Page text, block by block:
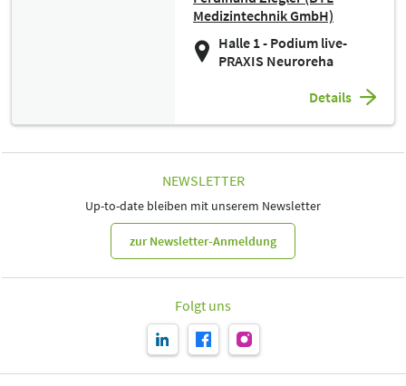
Medizintechnik GmbH)
Halle 1 - Podium live-
PRAXIS Neuroreha
Details
NEWSLETTER
Up-to-date bleiben mit unserem Newsletter
zur Newsletter-Anmeldung
Folgt uns